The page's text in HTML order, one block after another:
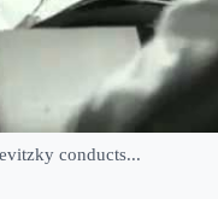
conducts...